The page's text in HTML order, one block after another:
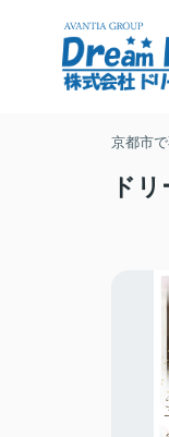
京都市
ド